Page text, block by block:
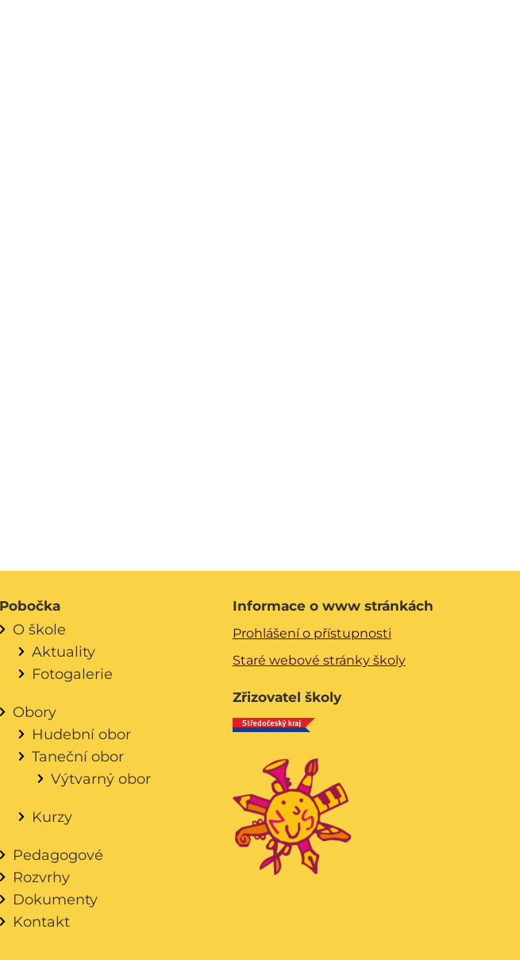
Pobočka
O škole
Aktuality
Fotogalerie
Obory
Hudební obor
Taneční obor
Výtvarný obor
Kurzy
Pedagogové
Rozvrhy
Dokumenty
Kontakt
Informace o www stránkách
Prohlášení o přístupnosti
Staré webové stránky školy
Zřizovatel školy